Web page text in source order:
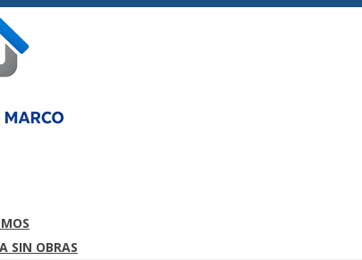
SIN OBRAS